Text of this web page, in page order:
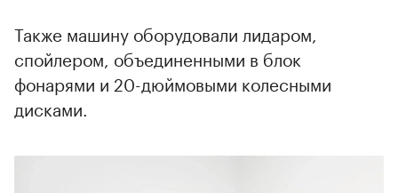
Также машину оборудовали лидаром,
спойлером, объединенными в блок
фонарями и 20-дюймовыми колесными
дисками.